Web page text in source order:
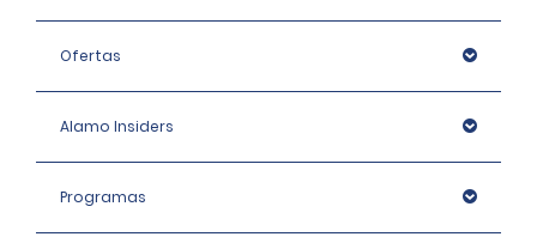
Ofertas
Alamo Insiders
Programas